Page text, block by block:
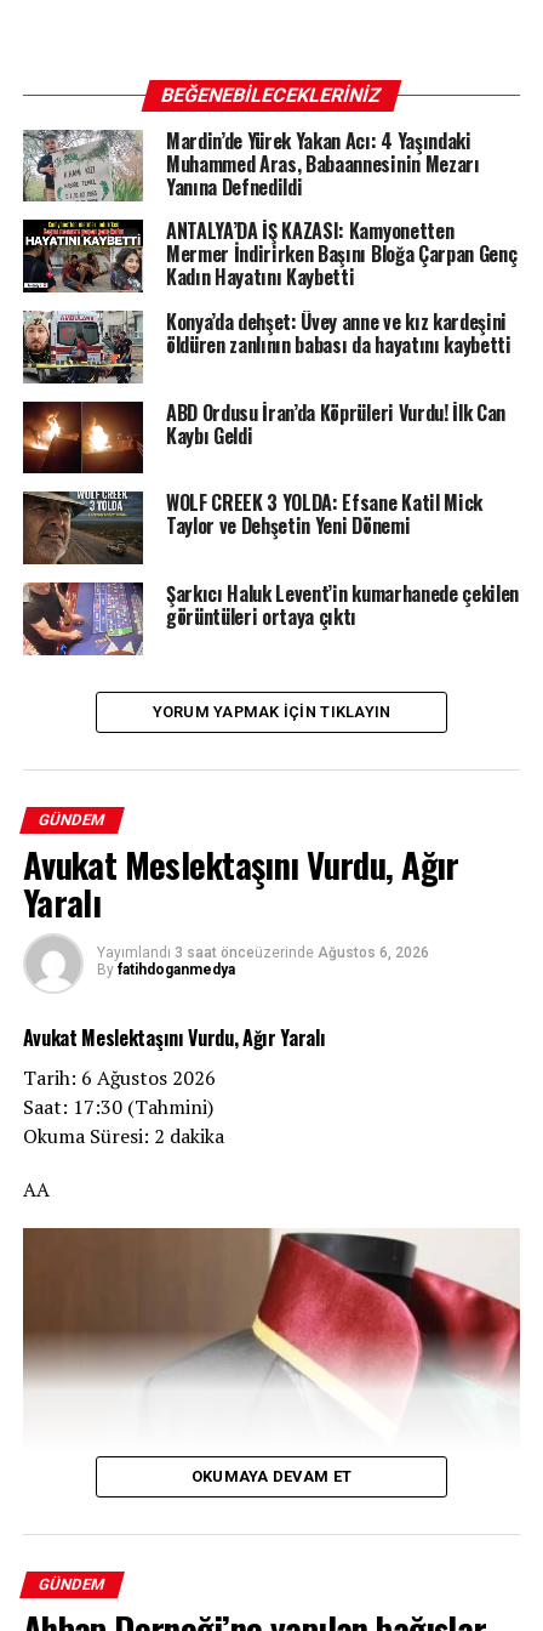
BEĞENEBILECEKLERINIZ
Mardin’de Yürek Yakan Acı: 4 Yaşındaki
Muhammed Aras, Babaannesinin Mezarı
Yanına Defnedildi
ANTALYA’DA İŞ KAZASI: Kamyonetten
Mermer İndirirken Başını Bloğa Çarpan Genç
Kadın Hayatını Kaybetti
Konya’da dehşet: Üvey anne ve kız kardeşini
öldüren zanlının babası da hayatını kaybetti
ABD Ordusu İran’da Köprüleri Vurdu! İlk Can
Kaybı Geldi
WOLF CREEK 3 YOLDA: Efsane Katil Mick
Taylor ve Dehşetin Yeni Dönemi
Şarkıcı Haluk Levent’in kumarhanede çekilen
görüntüleri ortaya çıktı
YORUM YAPMAK IÇIN TIKLAYIN
GÜNDEM
Avukat Meslektaşını Vurdu, Ağır
Yaralı
Yayımlandı 3 saat önceüzerinde Ağustos 6, 2026
By fatihdoganmedya
Avukat Meslektaşını Vurdu, Ağır Yaralı
Tarih: 6 Ağustos 2026
Saat: 17:30 (Tahmini)
Okuma Süresi: 2 dakika
AA
belirlenemeyen bir sebeple tartışma yaşayan avukat
U.Ç., yanında taşıdığı tabancayla ateş ederek meslektaşı
OKUMAYA DEVAM ET
GÜNDEM